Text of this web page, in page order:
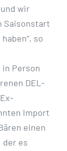
wir
Saisonstart
so
in Person
DEL-
Import
einen
der es